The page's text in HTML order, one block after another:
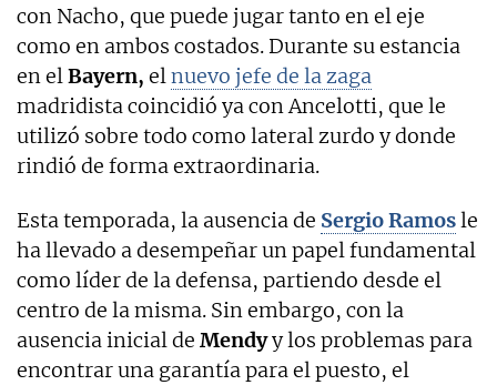
con Nacho, que puede jugar tanto en el eje
como en ambos costados. Durante su estancia
en elBayern, elnuevo jefe de la zaga
madridista coincidió ya con Ancelotti, que le
utilizó sobre todo como lateral zurdo y donde
rindió de forma extraordinaria.
Esta temporada, la ausencia de Sergio Ramosle
ha llevado a desempeñar un papel fundamental
como líder de la defensa, partiendo desde el
centro de la misma. Sin embargo, con la
ausencia inicial de Mendyy los problemas para
encontrar una garantía para el puesto, el